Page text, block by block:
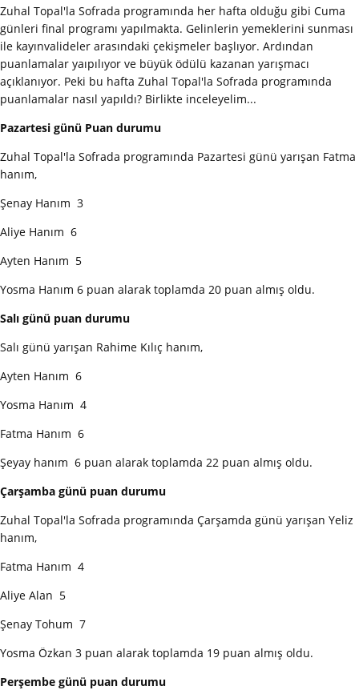
Zuhal Topal'la Sofrada programında her hafta olduğu gibi Cuma
günleri final programı yapılmakta. Gelinlerin yemeklerini sunması
ile kayınvalideler arasındaki çekişmeler başlıyor. Ardından
puanlamalar yaıpılıyor ve büyük ödülü kazanan yarışmacı
açıklanıyor. Peki bu hafta Zuhal Topal'la Sofrada programında
puanlamalar nasıl yapıldı? Birlikte inceleyelim...
Pazartesi günü Puan durumu
Zuhal Topal'la Sofrada programında Pazartesi günü yarışan Fatma
hanım,
Şenay Hanım 3
Aliye Hanım 6
Ayten Hanım 5
Yosma Hanım 6 puan alarak toplamda 20 puan almış oldu.
Salı günü puan durumu
Salı günü yarışan Rahime Kılıç hanım,
Ayten Hanım 6
Yosma Hanım 4
Fatma Hanım 6
Şeyay hanım 6 puan alarak toplamda 22 puan almış oldu.
Çarşamba günü puan durumu
Zuhal Topal'la Sofrada programında Çarşamda günü yarışan Yeliz
hanım,
Fatma Hanım 4
Aliye Alan 5
Şenay Tohum 7
Yosma Özkan 3 puan alarak toplamda 19 puan almış oldu.
Perşembe günü puan durumu